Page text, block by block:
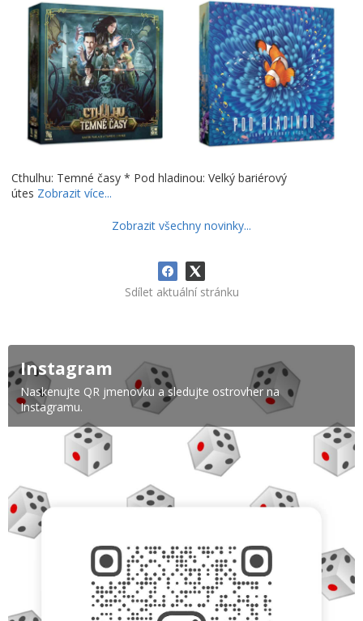
Cthulhu: Temné časy * Pod hladinou: Velký bariérový
útes Zobrazit více...
Zobrazit všechny novinky...
Sdílet aktuální stránku
Instagram
Naskenujte QR jmenovku a sledujte ostrovher na
Instagramu.